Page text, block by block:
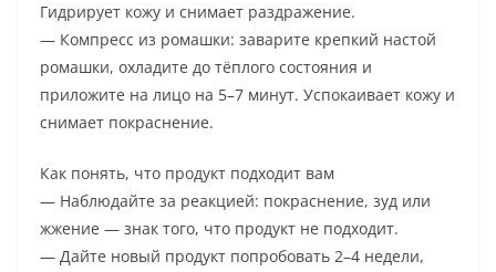
Гидрирует кожу и снимает раздражение.
— Компресс из ромашки: заварите крепкий настой
ромашки, охладите до тёплого состояния и
приложите на лицо на 5–7 минут. Успокаивает кожу и
снимает покраснение.
Как понять, что продукт подходит вам
— Наблюдайте за реакцией: покраснение, зуд или
жжение — знак того, что продукт не подходит.
— Дайте новый продукт попробовать 2–4 недели,